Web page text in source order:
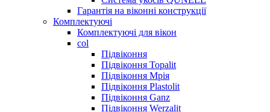
Гарантія на віконні конструкції
Комплектуючі
Комплектуючі для вікон
col
Підвіконня
Підвіконня Topalit
Підвіконня Мрія
Підвіконня Plastolit
Підвіконня Ganz
Підвіконня Werzalit